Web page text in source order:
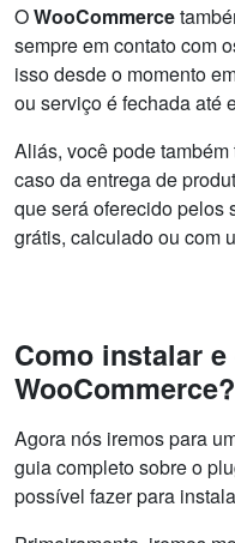
OWooCommerce
sempre em contato com
isso desde o momento
ou serviço é fechada até
Aliás, você pode
caso da entrega de
que será oferecido pelos
grátis, calculado ou com
Como instalar
WooCommerce?
Agora nós iremos para
guia completo sobre o
possível fazer para